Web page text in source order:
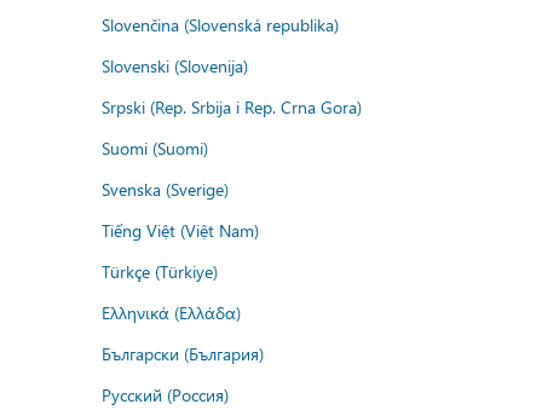
Slovenčina (Slovenská republika)
Slovenski (Slovenija)
Srpski (Rep. Srbija i Rep. Crna Gora)
Suomi (Suomi)
Svenska (Sverige)
Tiếng Việt (Việt Nam)
Türkçe (Türkiye)
Ελληνικά (Ελλάδα)
Български (България)
Русский (Россия)